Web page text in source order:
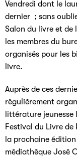
Vendredi dont le
dernier ; sans
Salon du livre et de
les membres du
organisés pour les
livre.
Auprès de ces
régulièrement
littérature jeunesse
Festival du Livre
la prochaine
médiathèque José